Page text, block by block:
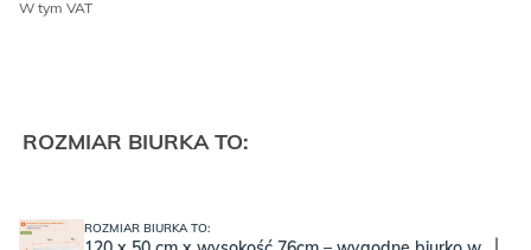
W tym VAT
ROZMIAR BIURKA TO:
ROZMIAR BIURKA TO: